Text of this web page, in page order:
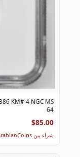
KM# 4 NGC MS
64
$85.00
شراء من ArabianCoins ←